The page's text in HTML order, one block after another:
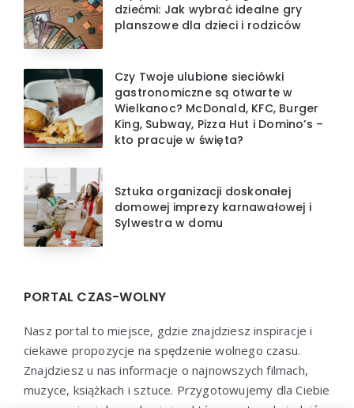
dziećmi: Jak wybrać idealne gry
planszowe dla dzieci i rodziców
Czy Twoje ulubione sieciówki
gastronomiczne są otwarte w
Wielkanoc? McDonald, KFC, Burger
King, Subway, Pizza Hut i Domino’s –
kto pracuje w święta?
Sztuka organizacji doskonałej
domowej imprezy karnawałowej i
Sylwestra w domu
PORTAL CZAS-WOLNY
Nasz portal to miejsce, gdzie znajdziesz inspiracje i
ciekawe propozycje na spędzenie wolnego czasu.
Znajdziesz u nas informacje o najnowszych filmach,
muzyce, książkach i sztuce. Przygotowujemy dla Ciebie